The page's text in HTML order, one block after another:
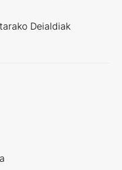
Deialdiak